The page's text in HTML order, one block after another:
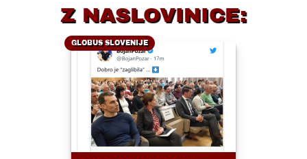
Z NASLOVINICE:
GLOBUS SLOVENIJE